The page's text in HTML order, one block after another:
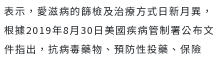
表示，愛滋病的篩檢及治療方式日新月異，
根據2019年8月30日美國疾病管制署公布文
件指出，抗病毒藥物、預防性投藥、保險